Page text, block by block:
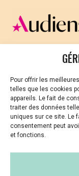
Pour offrir les
telles que les cookies
appareils. Le fait de
traiter des données
uniques sur ce site. Le
consentement peut
et fonctions.
CELLULE
Vous avez été
vous êtes
ou d’informations
01 87 20 30 90
violences-